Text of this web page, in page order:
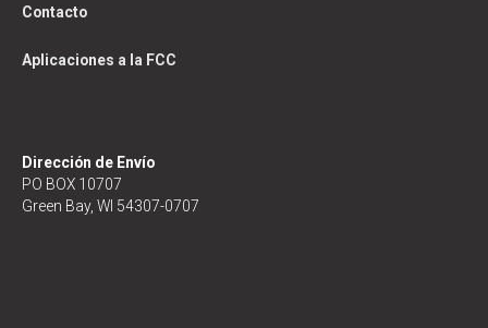
Contacto
Aplicaciones a la FCC
Dirección de Envío
PO BOX 10707
Green Bay, WI 54307-0707